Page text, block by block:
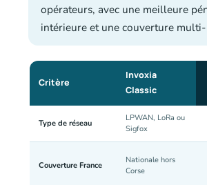
opérateurs, avec une meilleure
intérieure et une couverture
Critère
Invoxia
Classic
Type de réseau
LPWAN, LoRa ou
Sigfox
Couverture France
Nationale hors
Corse